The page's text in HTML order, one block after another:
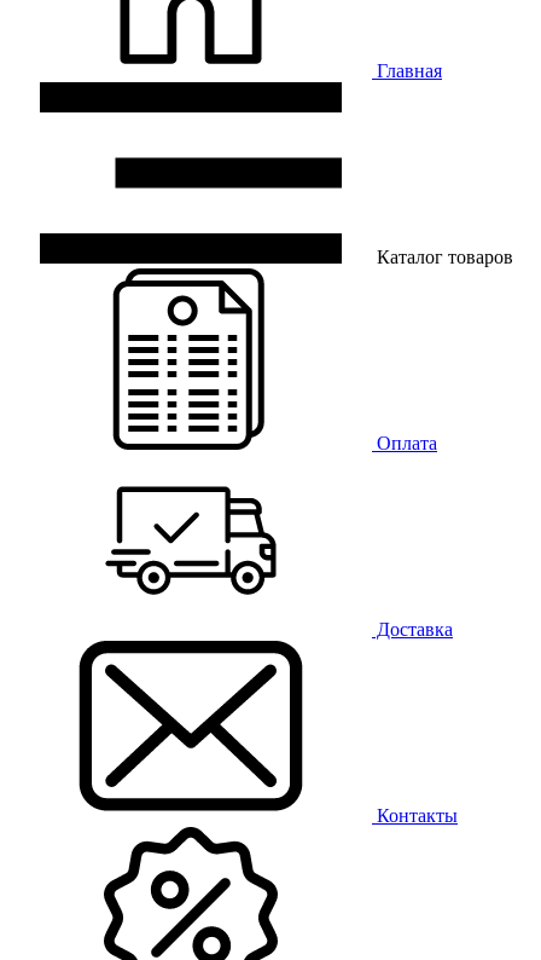
Главная
Каталог товаров
Оплата
Доставка
Контакты